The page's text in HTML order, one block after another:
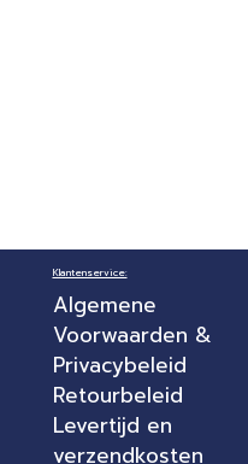
Klantenservice:
Algemene
Voorwaarden &
Privacybeleid
Retourbeleid
Levertijd en
verzendkosten